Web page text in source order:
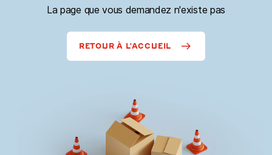
La page que vous demandez n'existe pas
RETOUR À L'ACCUEIL